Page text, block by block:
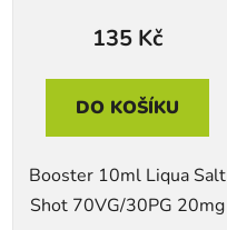
135 Kč
DO KOŠÍKU
Booster 10ml Liqua Salt
Shot 70VG/30PG 20mg